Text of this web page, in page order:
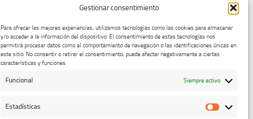
Gestionar consentimiento
Para ofrecer las mejores experiencias, utilizamos tecnologías como las cookies para almacenar
y/o acceder a la información del dispositivo. El consentimiento de estas tecnologías nos
permitirá procesar datos como el comportamiento de navegación o las identificaciones únicas en
este sitio. No consentir o retirar el consentimiento, puede afectar negativamente a ciertas
características y funciones.
Funcional Siempre activo
Estadísticas